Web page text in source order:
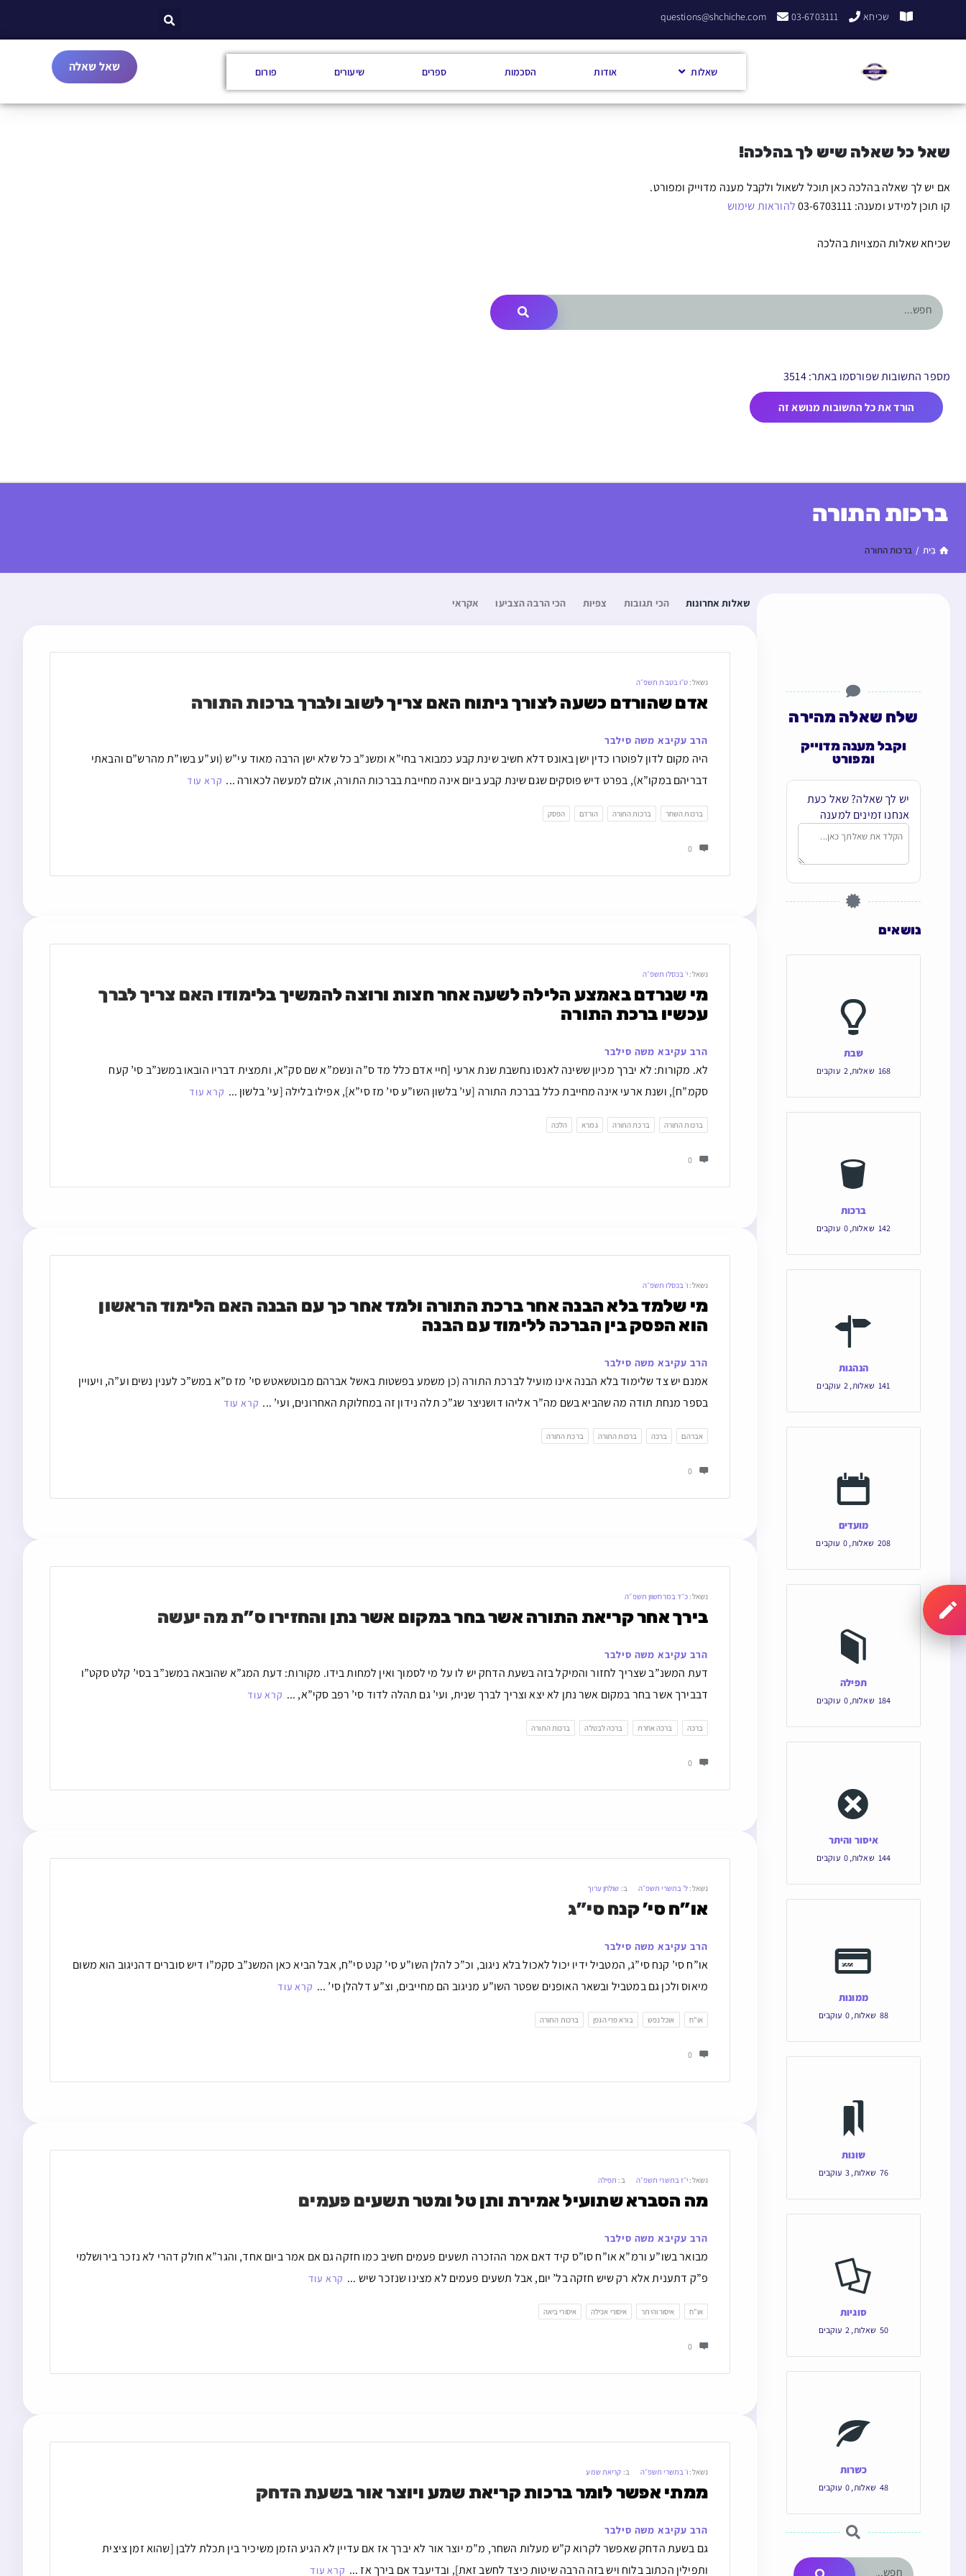
שכיחא 03-6703111
questions@shchiche.com
שאלות אודות הסכמות ספרים שיעורים פורום שאל שאלה
שאל כל שאלה שיש לך בהלכה!
אם יש לך שאלה בהלכה כאן תוכל לשאול ולקבל מענה מדוייק ומפורט.
קו תוכן למידע ומענה: 03-6703111
להוראות שימוש
שכיחא שאלות המצויות בהלכה
מספר התשובות שפורסמו באתר: 3514
הורד את כל התשובות מנושא זה
ברכות התורה
בַּיִת / ברכות התורה
שאלות אחרונות הכי תגובות צפיות הכי הרבה הצביעו אקראי
נשאל: ט״ו בטבת תשפ״ה
אדם שהורדם כשעה לצורך ניתוח האם צריך לשוב ולברך ברכות התורה
הרב עקיבא משה סילבר
היה מקום לדון לפוטרו כדין ישן באונס דלא חשיב שינת קבע כמבואר בחי”א ומשנ”ב כל שלא ישן הרבה מאוד עי”ש (וע”ע בשו”ת מהרש”ם והבאתי
דבריהם במקו”א), בפרט דיש פוסקים שגם שינת קבע ביום אינה מחייבת בברכות התורה, אולם למעשה לכאורה ... קרא עוד
ברכות השחר ברכות התורה הורדם הפסק
0
נשאל: י׳ בכסלו תשפ״ה
מי שנרדם באמצע הלילה לשעה אחר חצות ורוצה להמשיך בלימודו האם צריך לברך
עכשיו ברכת התורה
הרב עקיבא משה סילבר
לא. מקורות: לא יברך מכיון ששינה לאנסו נחשבת שנת ארעי [חיי אדם כלל מד ס”ה ונשמ”א שם סק”א, ותמצית דבריו הובאו במשנ”ב סי’ קעח
סקמ”ח], ושנת ארעי אינה מחייבת כלל בברכת התורה [עי’ בלשון השו”ע סי’ מז סי”א], אפילו בלילה [עי’ בלשון ... קרא עוד
ברכות התורה ברכת התורה גמרא הלכה
0
נשאל: ו׳ בכסלו תשפ״ה
הוא הפסק בין הברכה ללימוד עם הבנה
הרב עקיבא משה סילבר
אמנם יש צד שלימוד בלא הבנה אינו מועיל לברכת התורה (כן משמע בפשטות באשל אברהם מבוטשאטש סי’ מז ס”א במש”כ לענין נשים וע”ה, ויעויין
בספר מנחת תודה מה שהביא בשם מה”ר אליהו דושניצר שג‫”כ תלה נידון זה במחלוקת האחרונים, ועי’ ... קרא עוד
אברהם ברכה ברכות התורה ברכת התורה
0
נשאל: כ״ד במרחשוון תשפ״ה
בירך אחר קריאת התורה אשר בחר במקום אשר נתן והחזירו ס”ת מה יעשה
הרב עקיבא משה סילבר
דעת המשנ”ב שצריך לחזור והמיקל בזה בשעת הדחק יש לו על מי לסמוך ואין למחות בידו. מקורות: דעת המג”א שהובאה במשנ”ב בסי’ קלט סקט”ו
דבבירך אשר בחר במקום אשר נתן לא יצא וצריך לברך שנית, ועי’ גם תהלה לדוד סי’ רפב סקי”א, ... קרא עוד
ברכה ברכה אחרת ברכה לבטלה ברכות התורה
0
נשאל: ל׳ בתשרי תשפ״ה ב: שולחן ערוך
או”ח סי’ קנח סי”ג
הרב עקיבא משה סילבר
או”ח סי’ קנח סי”ג, המטביל ידיו יכול לאכול בלא ניגוב, וכ”כ להלן השו”ע סי’ קנט סי”ח, אבל הביא כאן המשנ”ב סקמ”ו דיש סוברים דהניגוב הוא משום
מיאוס ולכן גם במטביל ובשאר האופנים שפטר השו”ע מניגוב הם מחייבים, וצ”ע דלהלן סי’ ... קרא עוד
או"ח אוכל נפש בורא פרי הגפן ברכות התורה
0
נשאל: י״ז בתשרי תשפ״ה ב: תפילה
מה הסברא שתועיל אמירת ותן טל ומטר תשעים פעמים
הרב עקיבא משה סילבר
מבואר בשו”ע ורמ”א או”ח סו”ס קיד דאם אמר ההזכרה תשעים פעמים חשיב כמו חזקה גם אם אמר ביום אחד, והגר”א חולק דהרי לא נזכר בירושלמי
פ”ק דתענית אלא רק שיש חזקה בל’ יום, אבל תשעים פעמים לא מצינו שנזכר שיש ... קרא עוד
או"ח איסור והיתר איסורי אכילה איסורי ביאה
0
נשאל: ו׳ בתשרי תשפ״ה ב: קריאת שמע
ממתי אפשר לומר ברכות קריאת שמע ויוצר אור בשעת הדחק
הרב עקיבא משה סילבר
גם בשעת הדחק שאפשר לקרוא ק”ש מעלות השחר, מ”מ יוצר אור לא יברך אז אם עדיין לא הגיע הזמן משיכיר בין תכלת ללבן [שהוא זמן ציצית
ותפילין הכתוב בלוח ויש בזה הרבה שיטות כיצד לחשב זאת], ובדיעבד אם בירך אז ... קרא עוד
שלח שאלה מהירה
וקבל מענה מדוייק
ומפורט
יש לך שאלה? שאל כעת
אנחנו זמינים למענה
נושאים
שבת
168 שאלות,
2 עוקבים
ברכות
142 שאלות,
0 עוקבים
הנהגות
141 שאלות,
2 עוקבים
מועדים
208 שאלות,
0 עוקבים
תפילה
184 שאלות,
0 עוקבים
איסור והיתר
144 שאלות,
0 עוקבים
ממונות
88 שאלות,
0 עוקבים
שונות
76 שאלות,
3 עוקבים
סוגיות
50 שאלות,
2 עוקבים
כשרות
48 שאלות,
0 עוקבים